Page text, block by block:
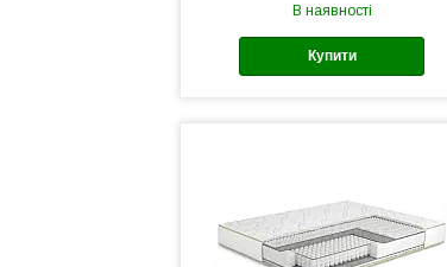
В наявності
Купити